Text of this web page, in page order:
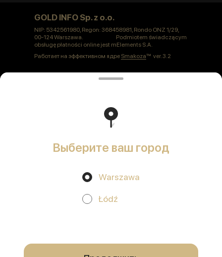
аналитических сервисов согласно нашейполитике
конфиденциальности
GOLD INFO Sp. z o.o.
NIP: 5342561980, Regon: 368458981, Rondo ONZ 1/29,
00-124 Warszawa. Podmiotem świadczącym
obsługę płatności online jest mElements S.A.
Работает на эффективном ядре Smakozaver. 3.2
Polityka prywatności
Публичная оферта
Выберите ваш город
Warszawa
Łódź